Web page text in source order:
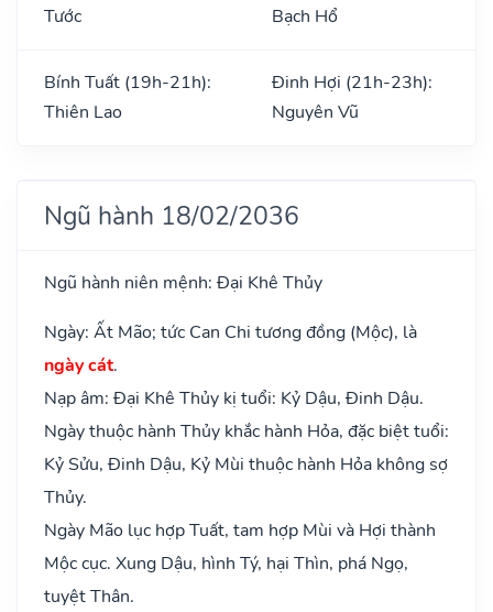
Tước
Bạch Hổ
Bính Tuất (19h-21h):
Thiên Lao
Đinh Hợi (21h-23h):
Nguyên Vũ
Ngũ hành 18/02/2036
Ngũ hành niên mệnh: Đại Khê Thủy
Ngày: Ất Mão; tức Can Chi tương đồng (Mộc), là
ngày cát.
Nạp âm: Đại Khê Thủy kị tuổi: Kỷ Dậu, Đinh Dậu.
Ngày thuộc hành Thủy khắc hành Hỏa, đặc biệt tuổi:
Kỷ Sửu, Đinh Dậu, Kỷ Mùi thuộc hành Hỏa không sợ
Thủy.
Ngày Mão lục hợp Tuất, tam hợp Mùi và Hợi thành
Mộc cục. Xung Dậu, hình Tý, hại Thìn, phá Ngọ,
tuyệt Thân.